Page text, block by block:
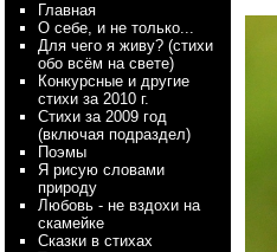
Главная
О себе, и не только...
Для чего я живу? (стихи
обо всём на свете)
Конкурсные и другие
стихи за 2010 г.
Стихи за 2009 год
(включая подраздел)
Поэмы
Я рисую словами
природу
Любовь - не вздохи на
скамейке
Сказки в стихах